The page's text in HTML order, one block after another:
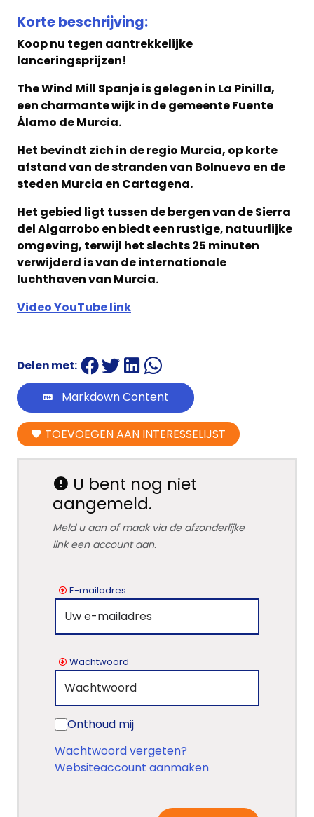
Korte beschrijving:
Koop nu tegen aantrekkelijke
lanceringsprijzen!
The Wind Mill Spanje is gelegen in La Pinilla,
een charmante wijk in de gemeente Fuente
Álamo de Murcia.
Het bevindt zich in de regio Murcia, op korte
afstand van de stranden van Bolnuevo en de
steden Murcia en Cartagena.
Het gebied ligt tussen de bergen van de Sierra
del Algarrobo en biedt een rustige, natuurlijke
omgeving, terwijl het slechts 25 minuten
verwijderd is van de internationale
luchthaven van Murcia.
Video YouTube link
Delen met:
Markdown Content
TOEVOEGEN AAN INTERESSELIJST
U bent nog niet
aangemeld.
Meld u aan of maak via de afzonderlijke
link een account aan.
E-mailadres
Wachtwoord
Onthoud mij
Wachtwoord vergeten?
Websiteaccount aanmaken